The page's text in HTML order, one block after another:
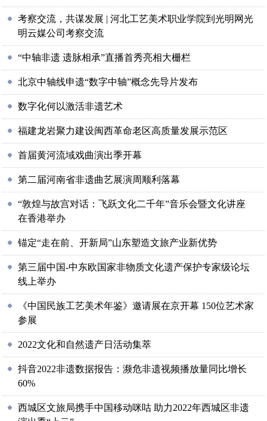
考察交流，共谋发展 | 河北工艺美术职业学院到光明网光
明云媒公司考察交流
“中轴非遗 遗脉相承”直播首秀亮相大栅栏
北京中轴线申遗“数字中轴”概念先导片发布
数字化何以激活非遗艺术
福建龙岩聚力建设闽西革命老区高质量发展示范区
首届黄河流域戏曲演出季开幕
第二届河南省非遗曲艺展演周顺利落幕
“敦煌与故宫对话：飞跃文化二千年”音乐会暨文化讲座
在香港举办
锚定“走在前、开新局”山东塑造文旅产业新优势
第三届中国-中东欧国家非物质文化遗产保护专家级论坛
线上举办
《中国民族工艺美术年鉴》邀请展在京开幕 150位艺术家
参展
2022文化和自然遗产日活动集萃
抖音2022非遗数据报告：濒危非遗视频播放量同比增长
60%
西城区文旅局携手中国移动咪咕 助力2022年西城区非遗